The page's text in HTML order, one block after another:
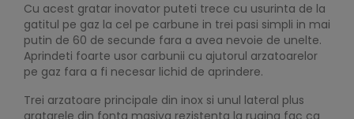
Cu acest gratar inovator puteti trece cu usurinta de la
gatitul pe gaz la cel pe carbune in trei pasi simpli in mai
putin de 60 de secunde fara a avea nevoie de unelte.
Aprindeti foarte usor carbunii cu ajutorul arzatoarelor
pe gaz fara a fi necesar lichid de aprindere.
Trei arzatoare principale din inox si unul lateral plus